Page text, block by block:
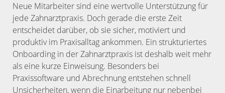
Neue Mitarbeiter sind eine wertvolle Unterstützung für
jede Zahnarztpraxis. Doch gerade die erste Zeit
entscheidet darüber, ob sie sicher, motiviert und
produktiv im Praxisalltag ankommen. Ein strukturiertes
Onboarding in der Zahnarztpraxis ist deshalb weit mehr
als eine kurze Einweisung. Besonders bei
Praxissoftware und Abrechnung entstehen schnell
Unsicherheiten, wenn die Einarbeitung nur nebenbei